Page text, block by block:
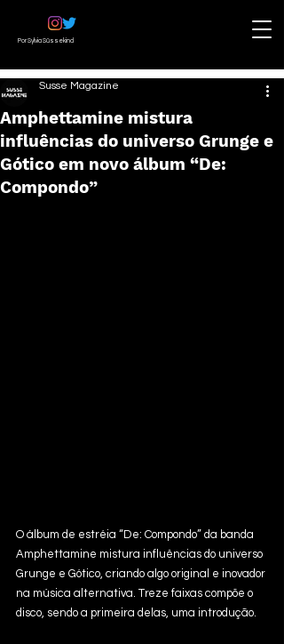
Por Sylvia Süssekind
Amphettamine mistura
influências do universo Grunge e
Gótico em novo álbum “De:
Compondo”
Susse Magazine
O álbum de estréia “De: Compondo” da banda
Amphettamine mistura influências do universo
Grunge e Gótico, criando algo original e inovador
na música alternativa. Treze faixas compõe o
disco, sendo a primeira delas, uma introdução.